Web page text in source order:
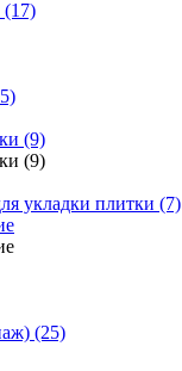
(17)
(9)
(9)
укладки плитки (7)
(25)